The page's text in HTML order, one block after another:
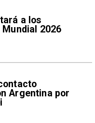
a los
2026
Argentina por